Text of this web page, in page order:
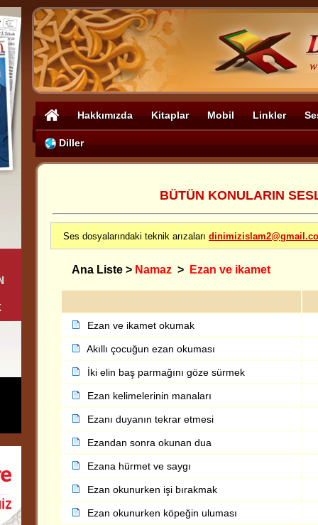
Hakkımızda Kitaplar Mobil Linkler
Diller
BÜTÜN KONULARIN
Ses dosyalarındaki teknik arızaları
Ana Liste > Namaz > Ezan ve ikamet
Ezan ve ikamet okumak
Akıllı çocuğun ezan okuması
İki elin baş parmağını göze sürmek
Ezan kelimelerinin manaları
Ezanı duyanın tekrar etmesi
Ezandan sonra okunan dua
Ezana hürmet ve saygı
Ezan okunurken işi bırakmak
Ezan okunurken köpeğin uluması